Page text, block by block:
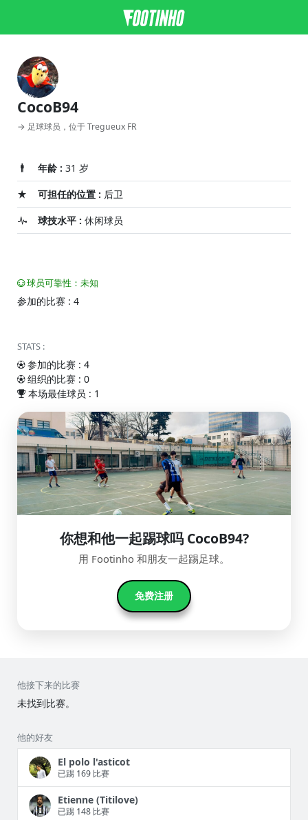
CocoB94
→ 足球球员，位于 Tregueux FR
年龄 : 31 岁
可担任的位置 : 后卫
球技水平 : 休闲球员
球员可靠性：未知
参加的比赛 : 4
STATS :
参加的比赛 : 4
组织的比赛 : 0
本场最佳球员 : 1
你想和他一起踢球吗 CocoB94?
用 Footinho 和朋友一起踢足球。
免费注册
他接下来的比赛
未找到比赛。
他的好友
El polo l'asticot
已踢 169 比赛
Etienne (Titilove)
已踢 148 比赛